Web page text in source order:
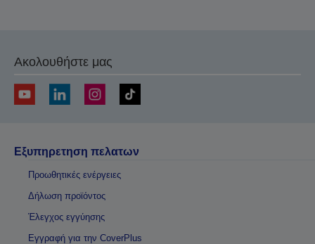
Ακολουθήστε μας
Εξυπηρετηση πελατων
Προωθητικές ενέργειες
Δήλωση προϊόντος
Έλεγχος εγγύησης
Εγγραφή για την CoverPlus